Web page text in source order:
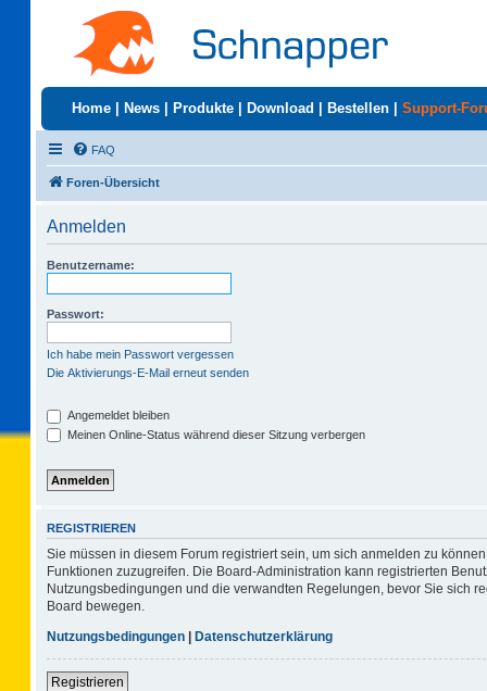
Home News Produkte Download Bestellen Support-
FAQ
Foren-Übersicht
Anmelden
Benutzername:
Passwort:
Ich habe mein Passwort vergessen
Die Aktivierungs-E-Mail erneut senden
Angemeldet bleiben
Meinen Online-Status während dieser Sitzung verbergen
REGISTRIEREN
Sie müssen in diesem Forum registriert sein, um sich anmelden zu
Funktionen zuzugreifen. Die Board-Administration kann registrierten
Nutzungsbedingungen und die verwandten Regelungen, bevor Sie sich
Board bewegen.
Nutzungsbedingungen | Datenschutzerklärung
Registrieren